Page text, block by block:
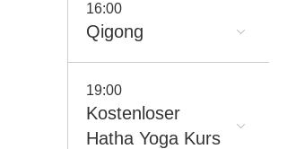
16:00
Qigong
19:00
Kostenloser
Hatha Yoga Kurs